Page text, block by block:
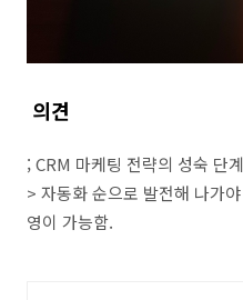
의견
; CRM 마케팅 전략의 성숙 단
> 자동화 순으로 발전해 나가
영이 가능함.